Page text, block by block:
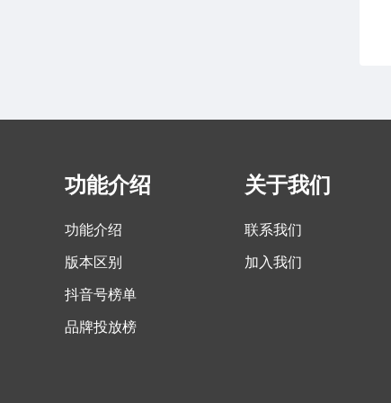
功能介绍
功能介绍
版本区别
抖音号榜单
品牌投放榜
关于我们
联系我们
加入我们